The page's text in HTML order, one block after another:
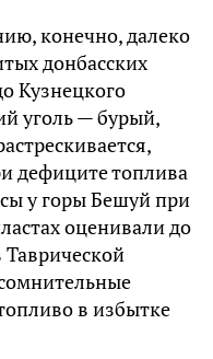
конечно, далеко
донбасских
Кузнецкого
уголь — бурый,
дефиците топлива
у горы Бешуй при
оценивали до
в избытке